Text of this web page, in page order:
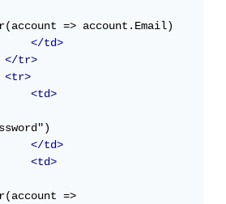
=> account.Email)
</td>
</tr>
<tr>
<td>
</td>
<td>
=>